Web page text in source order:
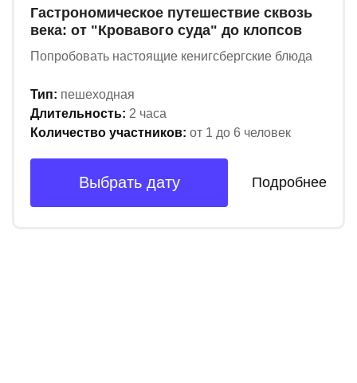
Гастрономическое путешествие сквозь
века: от "Кровавого суда" до клопсов
Попробовать настоящие кенигсбергские блюда
Тип: пешеходная
Длительность: 2 часа
Количество участников: от 1 до 6 человек
Выбрать дату Подробнее